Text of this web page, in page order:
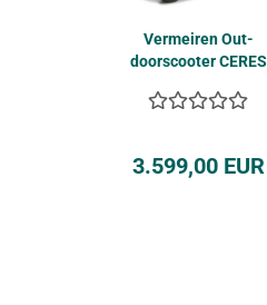
Ver­mei­ren Out­
doorscoo­ter CERES
3.599,00 EUR